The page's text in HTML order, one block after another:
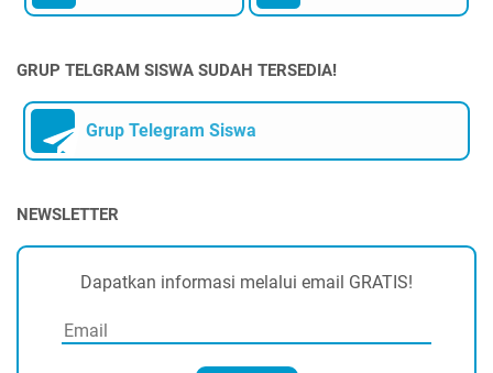
GRUP TELGRAM SISWA SUDAH TERSEDIA!
Grup Telegram Siswa
NEWSLETTER
Dapatkan informasi melalui email GRATIS!